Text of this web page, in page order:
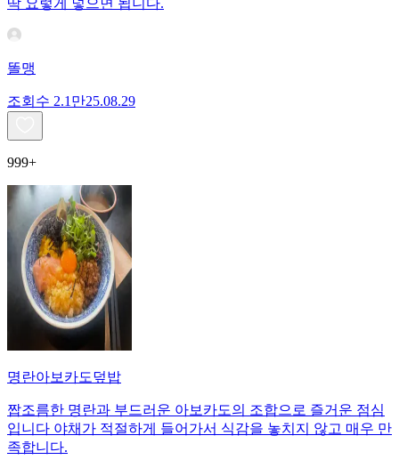
똘맹
조회수 2.1만25.08.29
999+
명란아보카도덮밥
짭조름한 명란과 부드러운 아보카도의 조합으로 즐거운 점심
입니다 야채가 적절하게 들어가서 식감을 놓치지 않고 매우 만
족합니다.